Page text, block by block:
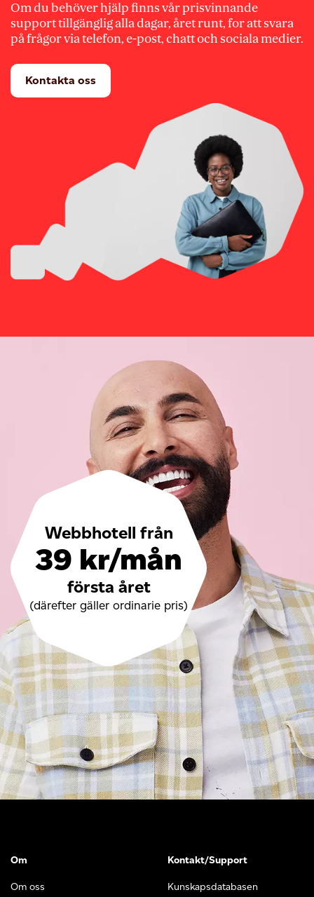
Om du behöver hjälp finns vår prisvinnande
support tillgänglig alla dagar, året runt, for att svara
på frågor via telefon, e-post, chatt och sociala medier.
Kontakta oss
Webbhotell från
39 kr/mån
första året
(därefter gäller ordinarie pris)
Om
Om oss
Kontakt/Support
Kunskapsdatabasen